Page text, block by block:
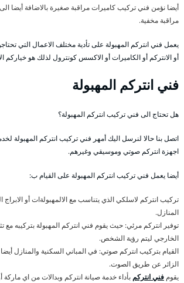
أيضا نؤمن فني تركيب كاميرات مراقبة صغيرة بالاضافة أيضا
مراقبة مخفية.
يعمل فني انتركم المهبولة على تأدية مختلف الاعمال التي
أو الانتركم أو الكاميرات أو الاكسس كونترول لذلك هو خياركم
فني انتركم المهبولة
هل تحتاج الى فني تركيب انتركم المهبولة؟
اتصل بنا حالا لنرسل اليك أمهر فني تركيب انتركم المهبولة
اجهزة انتركم صوتي وموسيقي وغيرهم.
أيضا يعمل فني تركيب انتركم المهبولة على القيام ب:
تركيب انتركم لاسلكي الذي يتناسب مع الالمهبولةات أو الابراج
المنازل.
توفير انتركم مرئي: حيث يقوم فني انتركم المهبولة بتركيبه مع
الخارجي ليتم رؤية الشخص.
القيام بتركيب انتركم صوتي: في المباني السكنية والمنازل
الزائر عن طريق الصوت.
يقوم فني انتركم بأداء خدمة صيانة انتركم وبدالات من اي ماركة